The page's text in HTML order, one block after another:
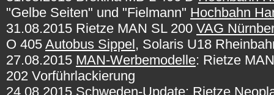
"Gelbe Seiten" und "Fielmann" Hochbahn
31.08.2015 Rietze MAN SL 200 VAG
O 405 Autobus Sippel, Solaris U18
27.08.2015 MAN-Werbemodelle: Rietze
202 Vorführlackierung
24.08.2015 Schweden-Update: Rietze